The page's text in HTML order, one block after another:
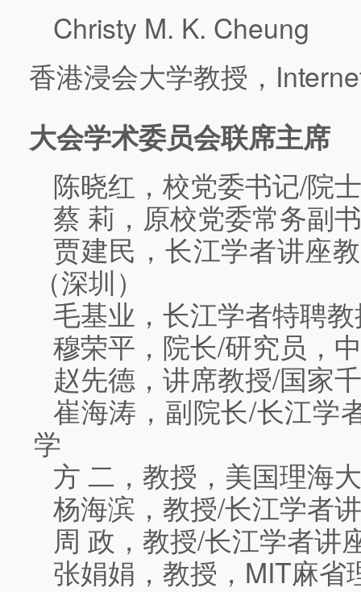
Christy M. K. Cheung
香港浸会大学教授，
大会学术委员会联席主席
陈晓红，校党委书记/院
蔡 莉，原校党委常务副
贾建民，长江学者讲座
（深圳）
毛基业，长江学者特聘
穆荣平，院长/研究员，
赵先德，讲席教授/国家
崔海涛，副院长/长江学
学
方 二，教授，美国理海
杨海滨，教授/长江学者
周 政，教授/长江学者讲
张娟娟，教授，MIT麻省